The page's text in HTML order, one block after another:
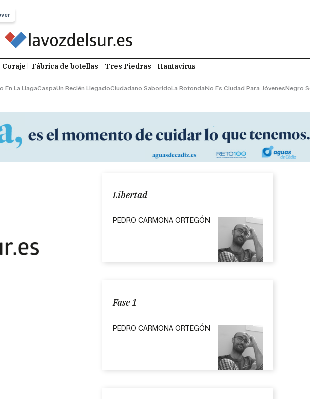
Coraje Fábrica de botellas Tres Piedras Hantavirus
En La LlagaCaspaUn Recién LlegadoCiudadano SaboridoLa RotondaNo Es Ciudad Para JóvenesNegro
Libertad
PEDRO CARMONA ORTEGÓN
Fase 1
PEDRO CARMONA ORTEGÓN